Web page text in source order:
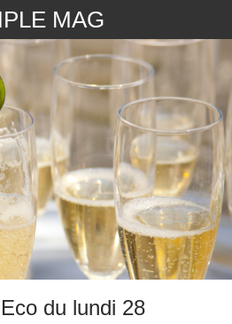
MAG
du lundi 28